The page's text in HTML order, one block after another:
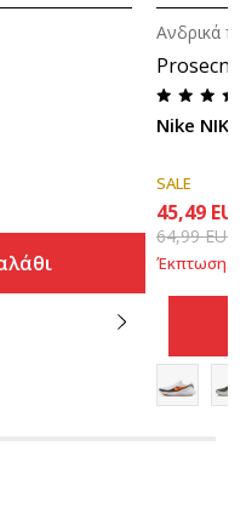
Nike NIKE
Ανδρικά
SALE
45,49 EUR
64,99EUR
Έκπτωση30